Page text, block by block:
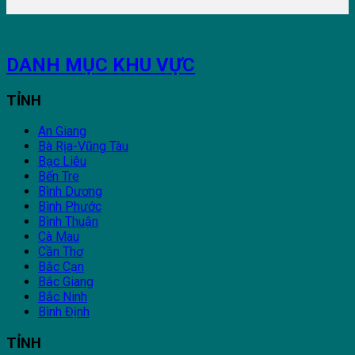
DANH MỤC KHU VỰC
TỈNH
An Giang
Bà Rịa-Vũng Tàu
Bạc Liêu
Bến Tre
Bình Dương
Bình Phước
Bình Thuận
Cà Mau
Cần Thơ
Bắc Cạn
Bắc Giang
Bắc Ninh
Bình Định
TỈNH